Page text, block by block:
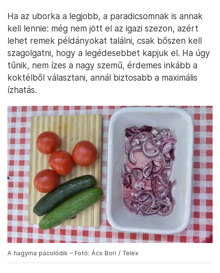
Ha az uborka a legjobb, a paradicsomnak is annak
kell lennie: még nem jött el az igazi szezon, azért
lehet remek példányokat találni, csak bőszen kell
szagolgatni, hogy a legédesebbet kapjuk el. Ha úgy
tűnik, nem ízes a nagy szemű, érdemes inkább a
koktélből választani, annál biztosabb a maximális
ízhatás.
A hagyma pácolódik – Fotó: Ács Bori / Telex